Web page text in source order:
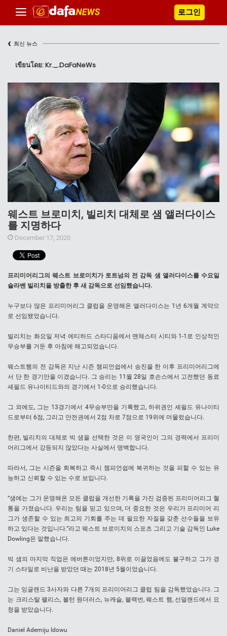
로그인
‹ 최신 뉴스
เขียนโดย: Kr._.DaFaNeWs
웨스트 브로미치, 빌리치 대체로 샘 앨러다이스
를 지명하다
December 17, 2020
프리미어리그의 웨스트 브로미치가 토트넘의 전 감독 샘 앨러다이스를 수요일
슬라벤 빌리치을 방출한 후 새 감독으로 선임했습니다.
누구보다 많은 프리미어리그 클럽을 운영해온 앨러다이스는 1년 6개월 계약으
로 선임됐었습니다.
빌리치는 화요일 저녁 에티하드 스타디움에서 맨체스터 시티와 1-1로 인상적인
무승부를 거둔 후 아침에 해고되었습니다.
웨스트햄의 전 감독은 지난 시즌 챔피언쉽에서 승진을 한 이후 프리미어리그에
서 단 한 경기만을 이겼습니다. 그 승리는 11월 28일 호손스에서 고전했던 동료
셰필드 유나이티드와의 경기에서 1-0으로 승리했습니다.
그 외에도, 그는 13경기에서 4무승부만을 기록했고, 하위권인 셰필드 유나이티
드로부터 6점, 그리고 안전권에서 2점 차로 7점으로 19위에 머물렀습니다.
한편, 빌리치의 대체로 빅 샘을 선택한 것은 이 영국인이 그의 경력에서 프리미
어리그에서 강등되지 않았다는 사실에서 명백합니다.
따라서, 그는 시즌을 회복하고 즉시 챔피언쉽에 복귀하는 것을 피할 수 있는 유
능하고 신뢰할 수 있는 수로 보입니다.
“샘에는 그가 운영해온 모든 클럽을 개선한 기록을 가진 검증된 프리미어리그 혈
통을 가졌습니다. 우리는 팀을 믿고 있으며, 더 중요한 것은 우리가 프리미어 리
그가 생존할 수 있는 최고의 기회를 주는 데 필요한 자질을 갖춘 선수들을 보유
하고 있다는 것입니다.”라고 웨스트 브로미치의 스포츠 그리고 기술 감독인 Luke
Dowling은 말했습니다.
빅 샘의 마지막 직업은 에버튼이었지만, 8위로 이끌었음에도 불구하고 그가 경
기 스타일로 비난을 받았던 때는 2018년 5월이었습니다.
그는 잉글랜드 3사자와 다른 7개의 프리미어리그 클럽 팀을 감독했었습니다. 그
는 크리스탈 팰리스, 볼턴 원더러스, 뉴캐슬, 블랙번, 웨스트 햄, 선덜랜드에서 요
청을 받았습니다.
Daniel Ademiju Idowu